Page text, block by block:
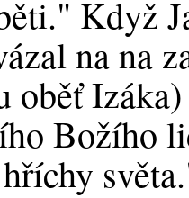
Když
na na
oběť
Božího